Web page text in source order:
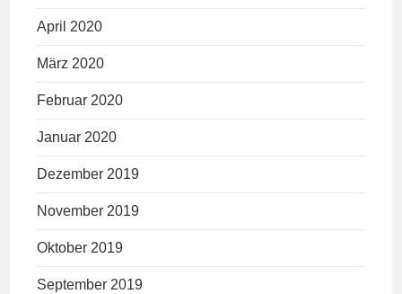
April 2020
März 2020
Februar 2020
Januar 2020
Dezember 2019
November 2019
Oktober 2019
September 2019